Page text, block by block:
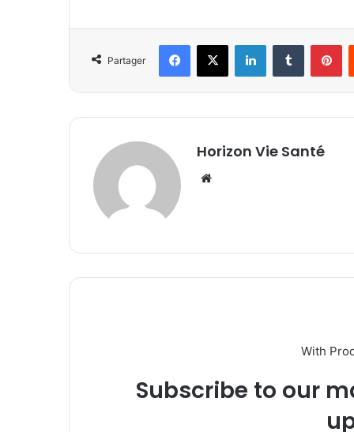
Partager
Facebook
X LinkedinTumblr
Horizon Vie Santé
With
Subscribe to our